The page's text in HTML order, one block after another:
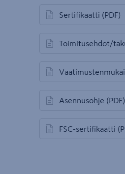
Sertifikaatti (PDF)
avautuu uuteen
Toimitusehdot/
avautuu uuteen
avautuu uuteen
Asennusohje (PDF)
avautuu uuteen
FSC-sertifikaatti
avautuu uuteen